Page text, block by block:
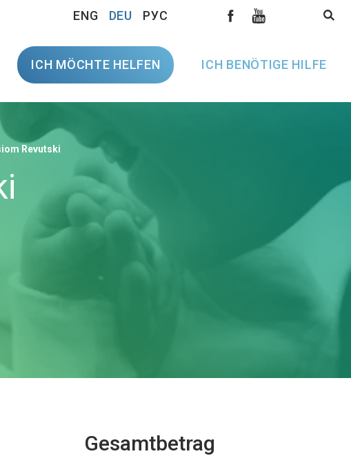
ENG DEU РУС
ICH MÖCHTE HELFEN ICH BENÖTIGE HILFE
Revutski
Gesamtbetrag